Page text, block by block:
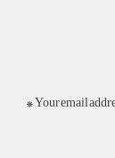
Your email